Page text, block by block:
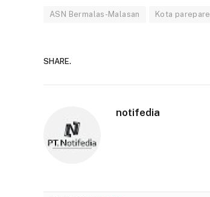
ASN Bermalas-Malasan Kota parepare
SHARE.
notifedia